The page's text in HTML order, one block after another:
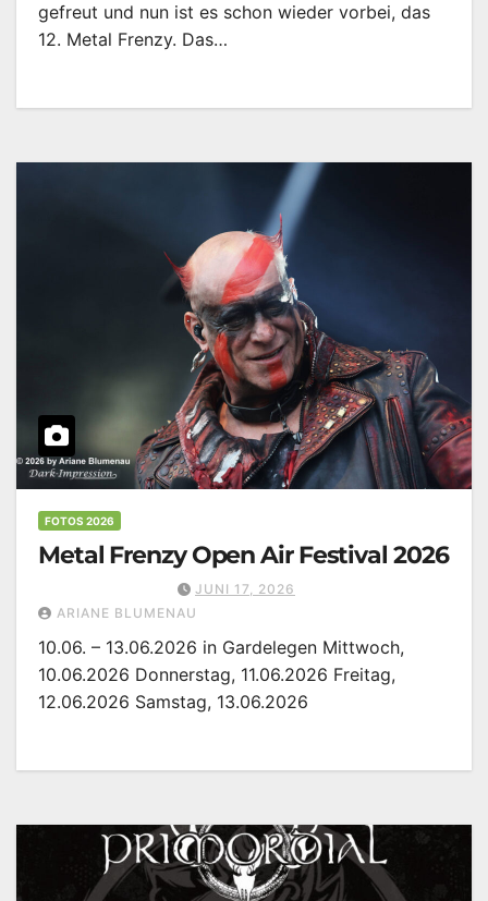
gefreut und nun ist es schon wieder vorbei, das
12. Metal Frenzy. Das…
FOTOS 2026
Metal Frenzy Open Air Festival 2026
JUNI 17, 2026
ARIANE BLUMENAU
10.06. – 13.06.2026 in Gardelegen Mittwoch,
10.06.2026 Donnerstag, 11.06.2026 Freitag,
12.06.2026 Samstag, 13.06.2026